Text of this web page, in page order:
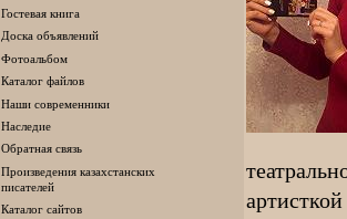
Гостевая книга
Доска объявлений
Фотоальбом
Каталог файлов
Наши современники
Наследие
Обратная связь
Произведения казахстанских
писателей
Каталог сайтов
артисткой